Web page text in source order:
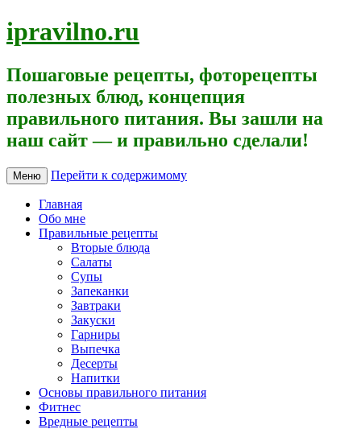
ipravilno.ru
Пошаговые рецепты, фоторецепты
полезных блюд, концепция
правильного питания. Вы зашли на
наш сайт — и правильно сделали!
Меню Перейти к содержимому
Главная
Обо мне
Правильные рецепты
Вторые блюда
Салаты
Супы
Запеканки
Завтраки
Закуски
Гарниры
Выпечка
Десерты
Напитки
Основы правильного питания
Фитнес
Вредные рецепты